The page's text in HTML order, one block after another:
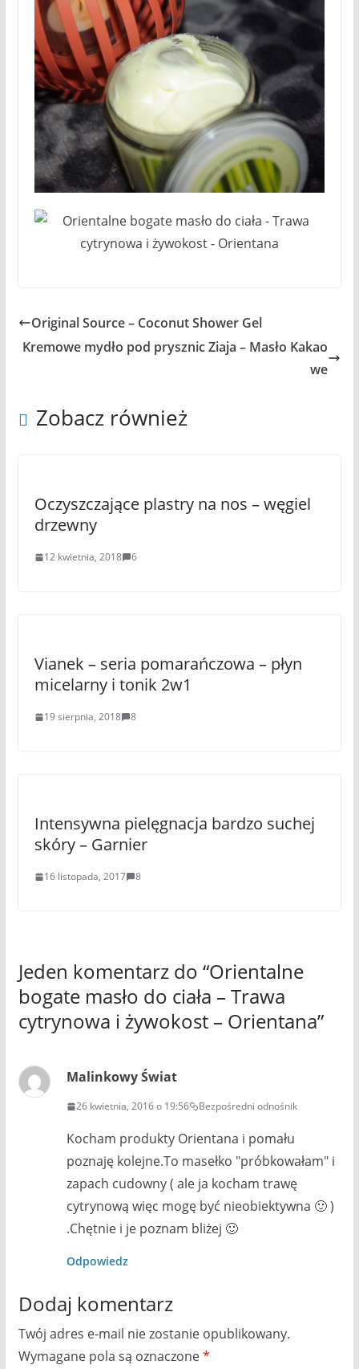
Original Source – Coconut Shower Gel
Kremowe mydło pod prysznic Ziaja – Masło Kakao
we
Zobacz również
Oczyszczające plastry na nos – węgiel
drzewny
12 kwietnia, 2018 6
Vianek – seria pomarańczowa – płyn
micelarny i tonik 2w1
19 sierpnia, 2018 8
Intensywna pielęgnacja bardzo suchej
skóry – Garnier
16 listopada, 2017 8
Jeden komentarz do “Orientalne
bogate masło do ciała – Trawa
cytrynowa i żywokost – Orientana”
Malinkowy Świat
26 kwietnia, 2016 o 19:56 Bezpośredni odnośnik
Kocham produkty Orientana i pomału
poznaję kolejne.To masełko "próbkowałam" i
zapach cudowny ( ale ja kocham trawę
cytrynową więc mogę być nieobiektywna 🙂 )
.Chętnie i je poznam bliżej 🙂
Odpowiedz
Dodaj komentarz
Twój adres e-mail nie zostanie opublikowany.
Wymagane pola są oznaczone*